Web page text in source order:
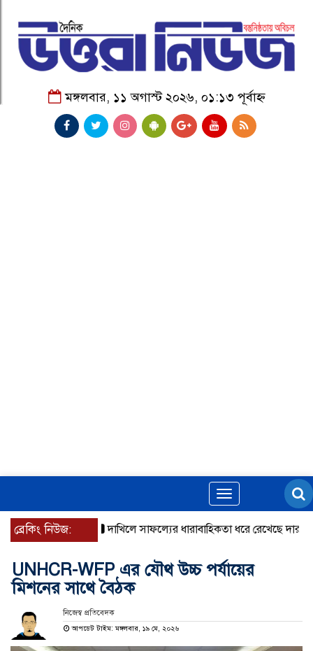
মঙ্গলবার, ১১ অগাস্ট ২০২৬, ০১:১৩ পূর্বাহ্ন
Toggle
navigation
ব্রেকিং নিউজ: দাখিলে সাফল্যের ধারাবাহিকতা ধরে রেখেছে দারুল
UNHCR-WFP এর যৌথ উচ্চ পর্যায়ের
মিশনের সাথে বৈঠক
নিজেস্ব প্রতিবেদক
আপডেট টাইম: মঙ্গলবার, ১৯ মে, ২০২৬